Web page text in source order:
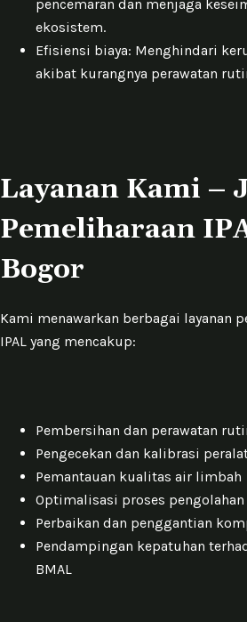
pencemaran dan menjaga
ekosistem.
Efisiensi biaya: Menghindari
akibat kurangnya perawatan
Layanan Kami –
Pemeliharaan
Bogor
Kami menawarkan berbagai layanan
IPAL yang mencakup:
Pembersihan dan perawatan
Pengecekan dan kalibrasi
Pemantauan kualitas air limbah
Optimalisasi proses
Perbaikan dan penggantian
Pendampingan kepatuhan
BMAL